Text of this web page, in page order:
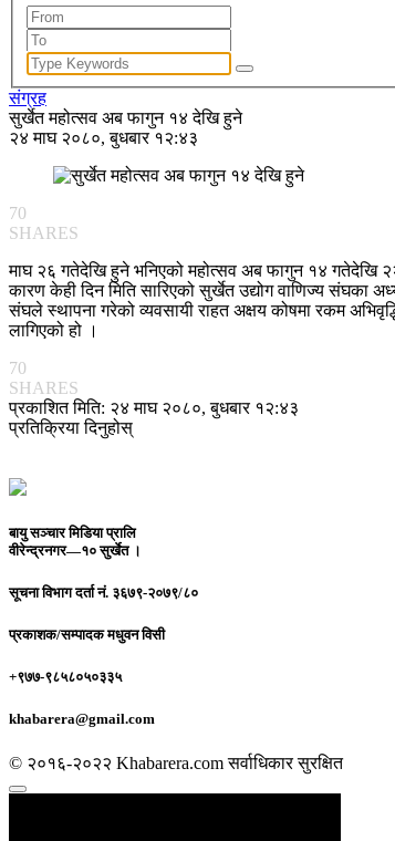
संग्रह
सुर्खेत महोत्सव अब फागुन १४ देखि हुने
२४ माघ २०८०, बुधबार १२:४३
70
SHARES
माघ २६ गतेदेखि हुने भनिएको महोत्सव अब फागुन १४ गतेदेखि २२
कारण केही दिन मिति सारिएको सुर्खेत उद्योग वाणिज्य संघका
संघले स्थापना गरेको व्यवसायी राहत अक्षय कोषमा रकम
लागिएको हो ।
70
SHARES
प्रकाशित मिति: २४ माघ २०८०, बुधबार १२:४३
प्रतिक्रिया दिनुहोस्
बायु सञ्चार मिडिया प्रालि
वीरेन्द्रनगर—१० सुर्खेत ।
सूचना विभाग दर्ता नं. ३६७९-२०७९/८०
प्रकाशक/सम्पादकमधुवन विसी
+९७७-९८५८०५०३३५
khabarera@gmail.com
© २०१६-२०२२ Khabarera.com सर्वाधिकार सुरक्षित